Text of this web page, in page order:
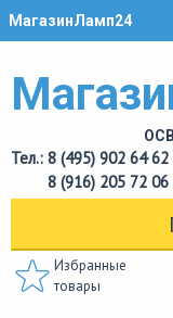
МагазинЛамп24
Тел.: 8 (495) 902 64 62
8 (916) 205 72 06
Избранные
товары